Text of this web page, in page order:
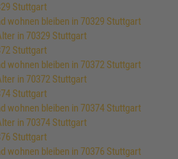
Stuttgart
wohnen bleiben in 70329 Stuttgart
in 70329 Stuttgart
Stuttgart
wohnen bleiben in 70372 Stuttgart
in 70372 Stuttgart
Stuttgart
wohnen bleiben in 70374 Stuttgart
in 70374 Stuttgart
Stuttgart
wohnen bleiben in 70376 Stuttgart